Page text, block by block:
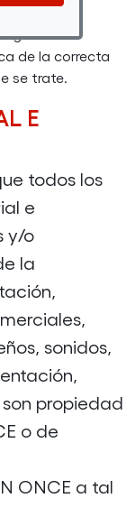
generar
de la correcta
se trate.
E
todos los
e
y/o
la
sonidos,
propiedad
o de
ONCE a tal